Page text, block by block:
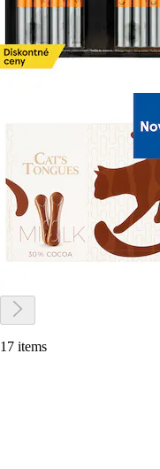
17 items